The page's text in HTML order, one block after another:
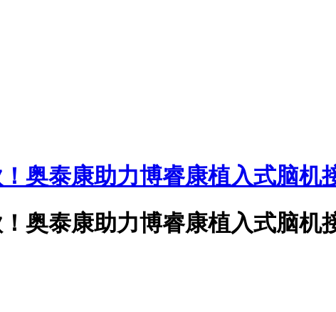
奥泰康助力博睿康植入式脑机
奥泰康助力博睿康植入式脑机